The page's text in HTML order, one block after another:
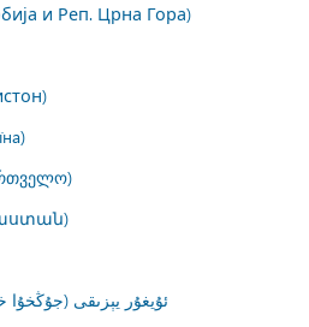
и Реп. Црна Гора)
ئۇيغۇر يېزىقى (جۇڭخۇا